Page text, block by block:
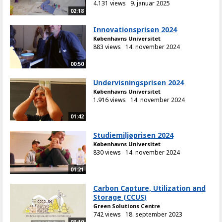
02:18
4.131 views 9. januar 2025
00:50
Innovationsprisen 2024
Københavns Universitet
883 views 14. november 2024
01:42
Undervisningsprisen 2024
Københavns Universitet
1.916 views 14. november 2024
01:21
Studiemiljøprisen 2024
Københavns Universitet
830 views 14. november 2024
Carbon Capture, Utilization and
Storage (CCUS)
Green Solutions Centre
742 views 18. september 2023